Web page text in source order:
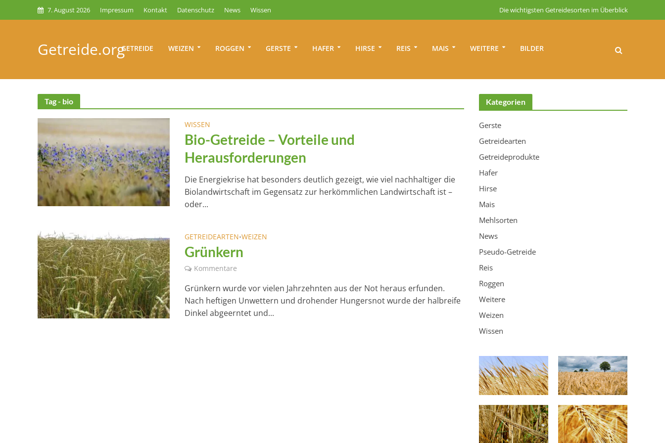
7. August 2026 Impressum Kontakt Datenschutz News Wissen Die wichtigsten Getreidesorten im Überblick
Getreide.orgGETREIDE WEIZEN ROGGEN GERSTE HAFER HIRSE REIS MAIS WEITERE BILDER
Tag - bio
WISSEN
Bio-Getreide – Vorteile und
Herausforderungen
Die Energiekrise hat besonders deutlich gezeigt, wie viel nachhaltiger die
Biolandwirtschaft im Gegensatz zur herkömmlichen Landwirtschaft ist –
oder...
GETREIDEARTEN•WEIZEN
Grünkern
Kommentare
Grünkern wurde vor vielen Jahrzehnten aus der Not heraus erfunden.
Nach heftigen Unwettern und drohender Hungersnot wurde der halbreife
Dinkel abgeerntet und...
Kategorien
Gerste
Getreidearten
Getreideprodukte
Hafer
Hirse
Mais
Mehlsorten
News
Pseudo-Getreide
Reis
Roggen
Weitere
Weizen
Wissen